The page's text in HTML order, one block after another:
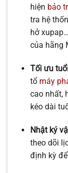
hiện bảo
tra hệ
hở
của hãng
Tối ưu
tổ máy
cao nhất,
kéo dài
Nhật ký
theo dõi
định kỳ